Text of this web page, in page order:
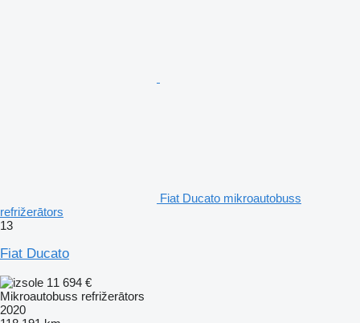
Fiat Ducato mikroautobuss
refrižerātors
13
Fiat Ducato
11 694 €
Mikroautobuss refrižerātors
2020